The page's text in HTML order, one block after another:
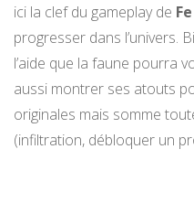
ici la clef du gameplay de Fe
progresser dans l’univers.
l’aide que la faune pourra
aussi montrer ses atouts
originales mais somme
(infiltration, débloquer un